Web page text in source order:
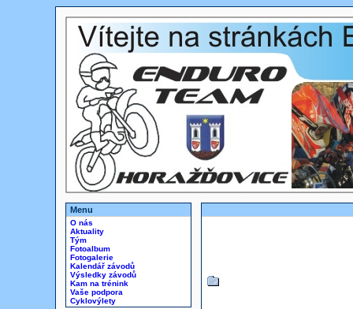
Menu
O nás
Aktuality
Tým
Fotoalbum
Fotogalerie
Kalendář závodů
Výsledky závodů
Kam na trénink
Vaše podpora
Cyklovýlety